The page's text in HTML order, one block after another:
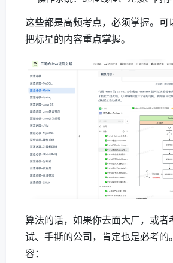
这些都是高频考点，必须掌握。可
把标星的内容重点掌握。
算法的话，如果你去面大厂，或者
试、手撕的公司，肯定也是必考的
容：